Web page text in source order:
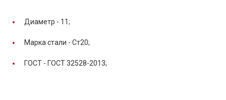
Диаметр - 11;
Марка стали - Ст20;
ГОСТ - ГОСТ 32528-2013;